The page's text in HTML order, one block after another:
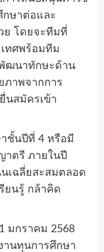
กษาต่อและ
ย โดยจะทีมที่
ทศพร้อมทีม
ฒนาทักษะด้าน
ภาพจากการ
นสมัครเข้า
ชั้นปีที่ 4 หรือมี
าตรี ภายในปี
เฉลี่ยสะสมตลอด
ยนรู้ กล้าคิด
มกราคม 2568
านทุนการศึกษา